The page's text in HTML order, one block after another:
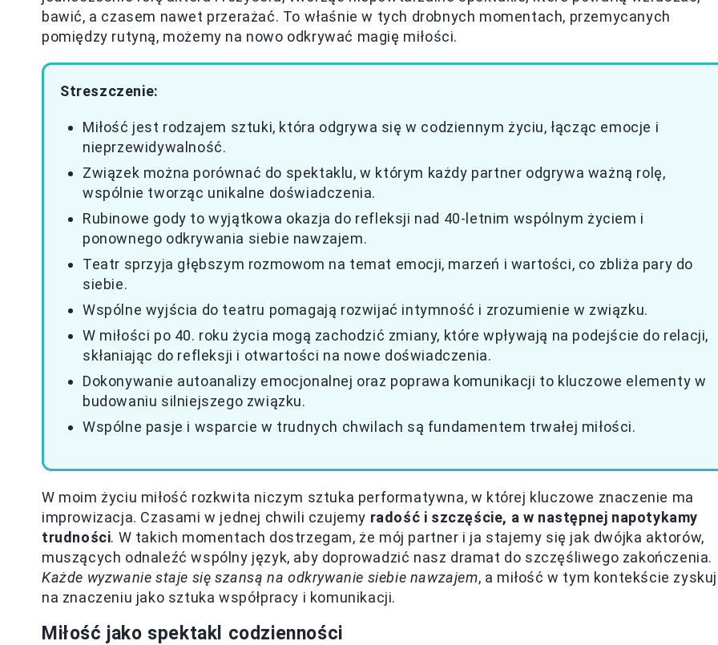
bawić, a czasem nawet przerażać. To właśnie w tych drobnych momentach, przemycanych
pomiędzy rutyną, możemy na nowo odkrywać magię miłości.
Streszczenie:
Miłość jest rodzajem sztuki, która odgrywa się w codziennym życiu, łącząc emocje i
nieprzewidywalność.
Związek można porównać do spektaklu, w którym każdy partner odgrywa ważną rolę,
wspólnie tworząc unikalne doświadczenia.
Rubinowe gody to wyjątkowa okazja do refleksji nad 40-letnim wspólnym życiem i
ponownego odkrywania siebie nawzajem.
Teatr sprzyja głębszym rozmowom na temat emocji, marzeń i wartości, co zbliża pary do
siebie.
Wspólne wyjścia do teatru pomagają rozwijać intymność i zrozumienie w związku.
W miłości po 40. roku życia mogą zachodzić zmiany, które wpływają na podejście do relacji,
skłaniając do refleksji i otwartości na nowe doświadczenia.
Dokonywanie autoanalizy emocjonalnej oraz poprawa komunikacji to kluczowe elementy w
budowaniu silniejszego związku.
Wspólne pasje i wsparcie w trudnych chwilach są fundamentem trwałej miłości.
W moim życiu miłość rozkwita niczym sztuka performatywna, w której kluczowe znaczenie ma
improwizacja. Czasami w jednej chwili czujemy radość i szczęście, a w następnej napotykamy
trudności. W takich momentach dostrzegam, że mój partner i ja stajemy się jak dwójka aktorów,
muszących odnaleźć wspólny język, aby doprowadzić nasz dramat do szczęśliwego zakończenia.
Każde wyzwanie staje się szansą na odkrywanie siebie nawzajem, a miłość w tym kontekście
na znaczeniu jako sztuka współpracy i komunikacji.
Miłość jako spektakl codzienności